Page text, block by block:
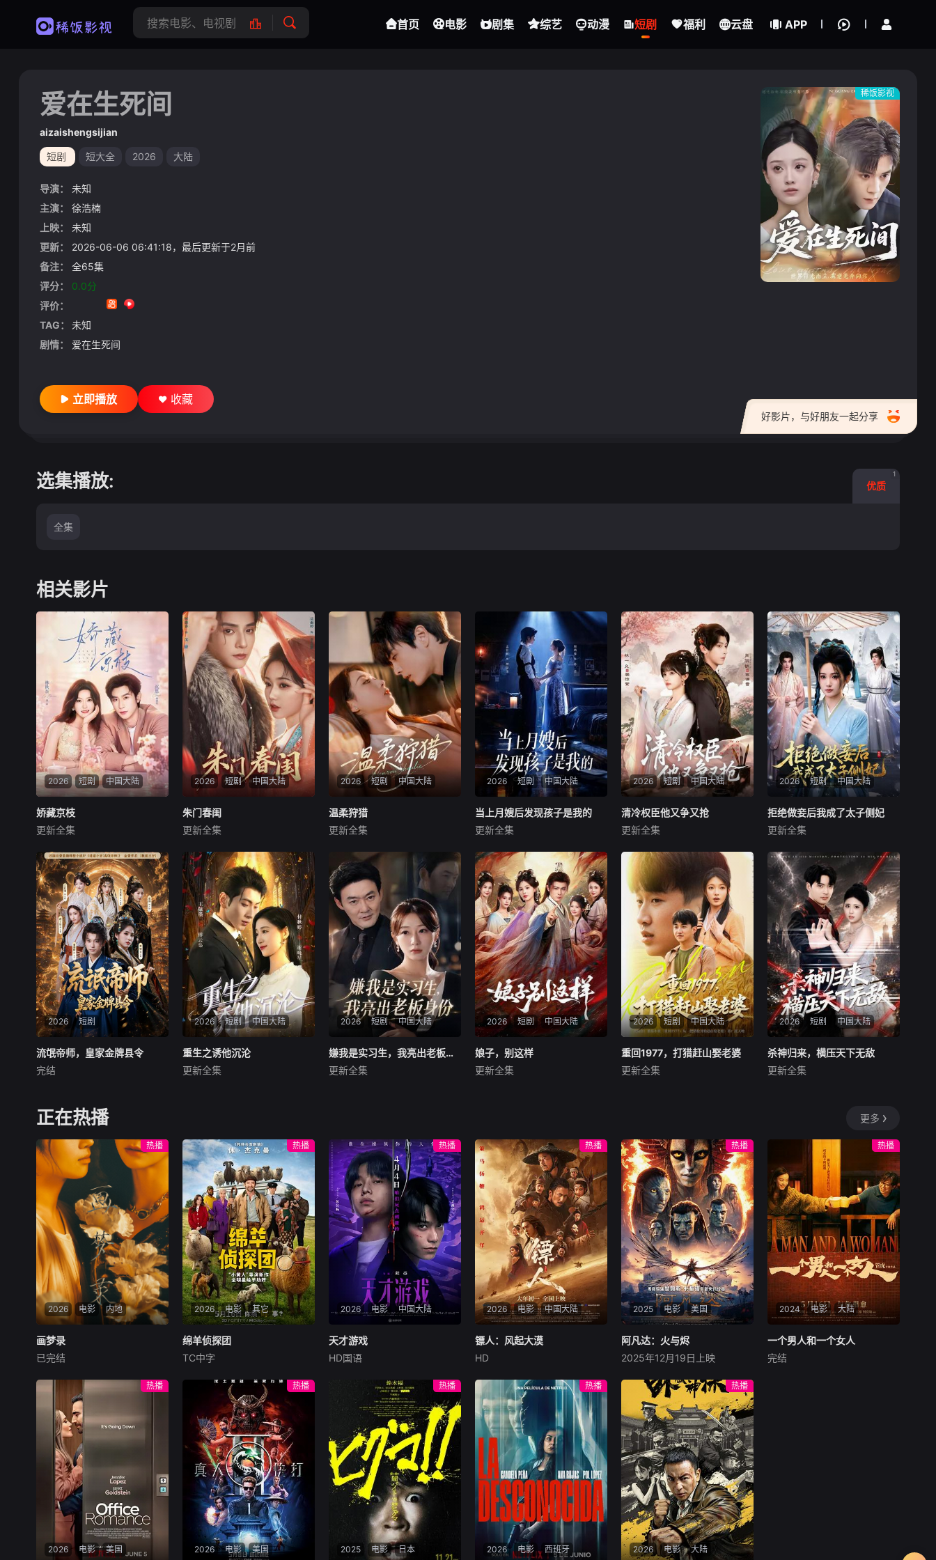
首页 电影 剧集 综艺 动漫 短剧 福利 云盘 APP
稀饭影视
爱在生死间
aizaishengsijian
短剧 短大全 2026 大陆
导演：
未知
主演：
徐浩楠
上映：
未知
更新：
2026-06-06 06:41:18，最后更新于2月前
备注：
全65集
评分：
0.0分
评价：
TAG：
未知
剧情：
爱在生死间
好影片，与好朋友一起分享
立即播放 收藏
选集播放: 优质
1
全集
相关影片
2026 短剧 中国大陆
娇藏京枝
沉思＆林秋奈
暂无内容
娇藏京枝
更新全集
2026 短剧 中国大陆
朱门春闺
何聪睿＆岳雨婷
暂无内容
朱门春闺
更新全集
2026 短剧 中国大陆
温柔狩猎
王楠＆赵婧祎
暂无内容
温柔狩猎
更新全集
2026 短剧 中国大陆
当上月嫂后发现孩子是我的
孟佳辉＆周靖蓉
暂无内容
当上月嫂后发现孩子是我的
更新全集
2026 短剧 中国大陆
清冷权臣他又争又抢
肖羽凯＆林一允
暂无内容
清冷权臣他又争又抢
更新全集
2026 短剧 中国大陆
拒绝做妾后我成了太子侧妃
李俊辰＆马珺珂
暂无内容
拒绝做妾后我成了太子侧妃
更新全集
2026 短剧
未知
流氓帝师，皇家金牌县令
完结
2026 短剧 中国大陆
重生之诱他沉沦
王棣墨&付秋婷
重生之诱他沉沦
更新全集
2026 短剧 中国大陆
嫌我是实习生，我亮出老板身份
沈鸿运＆刘亚倩
嫌我是实习生，我亮出老板身份
更新全集
2026 短剧 中国大陆
娘子，别这样
王昭＆恩璟
娘子，别这样
更新全集
2026 短剧 中国大陆
重回1977，打猎赶山娶老婆
王必可＆王姝慧
重回1977，打猎赶山娶老婆
更新全集
2026 短剧 中国大陆
何子杰＆侯梦心
杀神归来，横压天下无敌
更新全集
正在热播 更多
2026 电影 内地
热播
画梦录
代露娃
民国的上海滩，身怀绝技的孤
女画师许雁真，意外与身陷危
局的融汇银行总账姜心羽产生
交集。姜心羽遭人陷害，只得
与许雁真结盟，彼时银行欲将
国宝名画低价卖给外国人，许
雁真凭借自身精湛画技仿造名
画、偷天换日。几经波折，两
人联手在各方势力的夹缝间巧
妙周旋，共历险阻，破解重重
困境。
画梦录
已完结
2026 电影 其它
热播
绵羊侦探团
牧羊人乔治（休·杰克曼
饰）最爱给羊群读侦探小说，
没想到自己有一天会离奇死
亡。他留下的3000万巨额遗
产，让每个人貌似都有犯罪动
机。警察毫无头绪之时，羊群
们决定“不务正业”迈出牧场，
追查牧羊人“躺平
绵羊侦探团
TC中字
2026 电影 中国大陆
热播
天才游戏
彭昱畅
穷途末路的天才少年刘全龙
（彭昱畅 饰），被偏执富家公
子陈伦（丁禹兮 饰）选中，被
迫踏入一场为他量身打造的
“换命游戏”。豪华别墅、名车
名表、神秘女友全部备齐，在
陈伦的精心打造下，刘全龙瞬
间拥有顶配人生。
天才游戏
HD国语
2026 电影 中国大陆
热播
镖人：风起大漠
大漠之上，镖人、官府、西域
五大家族等多方势力盘根错
节、暗潮涌动。“天字第二号
逃犯”刀马接下特殊押镖任
务，和同伴一起从西域护镖远
赴长安。不料，他们的护送对
象竟是“天字第一号逃犯”知世
郎……天下熙熙皆为利来，各
方势力闻风入局，抢镖厮杀接
连上演……
镖人：风起大漠
HD
2025 电影 美国
热播
阿凡达：火与烬
萨姆·沃辛顿
佐伊·索尔达娜
影片聚焦杰克·萨利与奈蒂莉一
家的命运起伏，在前作的情感
余波之上，深刻描绘一个家族
在战火中如何成长、并共同守
护血脉相连的情感纽带的历
程，从而将故事推向更具张力
的全新维度。此外，潘多拉的
全新领域也即将揭晓
阿凡达：火与烬
2025年12月19日上映
2024 电影 大陆
热播
一个男人和一个女人
黄渤
一个男人和一个女人
完结
2026 电影 美国
热播
2026 电影 美国
热播
2025 电影 日本
热播
2026 电影 西班牙
热播
2026 电影 大陆
热播